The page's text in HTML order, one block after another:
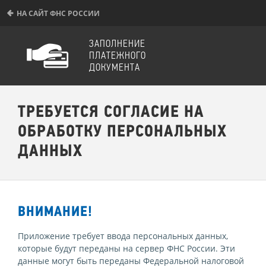
НА САЙТ ФНС РОССИИ
ЗАПОЛНЕНИЕ
ПЛАТЕЖНОГО
ДОКУМЕНТА
ТРЕБУЕТСЯ СОГЛАСИЕ НА
ОБРАБОТКУ ПЕРСОНАЛЬНЫХ
ДАННЫХ
ВНИМАНИЕ!
Приложение требует ввода персональных данных,
которые будут переданы на сервер ФНС России. Эти
данные могут быть переданы Федеральной налоговой